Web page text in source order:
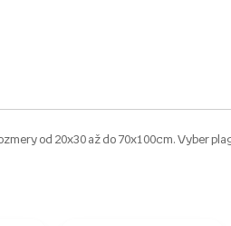
od 20x30 až do 70x100cm. Vyber